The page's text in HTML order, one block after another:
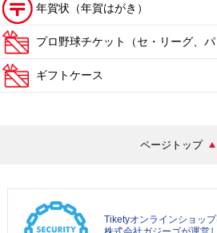
年賀状（年賀はがき）
プロ野球チケット（セ・リーグ、パ
ギフトケース
ページトップ
Tiketyオンラインショッ